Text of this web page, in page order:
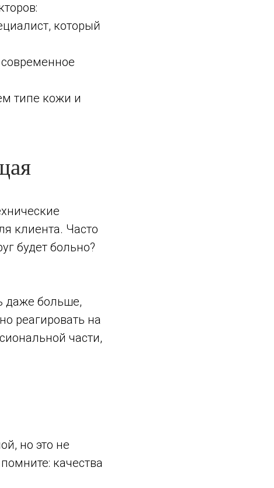
который
современное
типе кожи и
клиента. Часто
будет больно?
даже больше,
реагировать на
части,
но это не
качества